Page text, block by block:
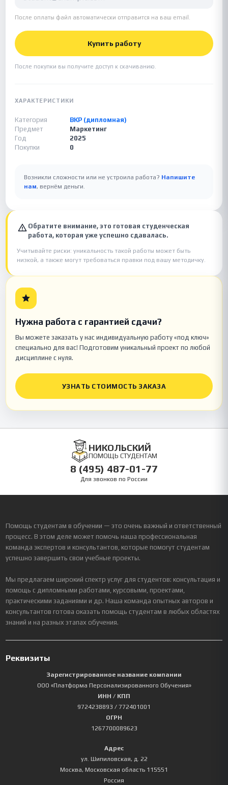
После оплаты файл автоматически отправится на ваш email.
Купить работу
После покупки вы получите доступ к скачиванию.
ХАРАКТЕРИСТИКИ
Категория
ВКР (дипломная)
Предмет
Маркетинг
Год
2025
Покупки
0
Возникли сложности или не устроила работа? Напишите
нам, вернём деньги.
Обратите внимание, это готовая студенческая
работа, которая уже успешно сдавалась.
Учитывайте риски: уникальность такой работы может быть
низкой, а также могут требоваться правки под вашу методичку.
Нужна работа с гарантией сдачи?
Вы можете заказать у нас индивидуальную работу «под ключ»
специально для вас! Подготовим уникальный проект по любой
дисциплине с нуля.
УЗНАТЬ СТОИМОСТЬ ЗАКАЗА
НИКОЛЬСКИЙ
ПОМОЩЬ СТУДЕНТАМ
8 (495) 487-01-77
Для звонков по России
Помощь студентам в обучении — это очень важный и ответственный
процесс. В этом деле может помочь наша профессиональная
команда экспертов и консультантов, которые помогут студентам
успешно завершить свои учебные проекты.
Мы предлагаем широкий спектр услуг для студентов: консультация и
помощь с дипломными работами, курсовыми, проектами,
практическими заданиями и др. Наша команда опытных авторов и
консультантов готова оказать помощь студентам в любых областях
знаний и на разных этапах обучения.
Реквизиты
Зарегистрированное название компании
ООО «Платформа Персонализированного Обучения»
ИНН / КПП
9724238893 / 772401001
ОГРН
1267700089623
Адрес
ул. Шипиловская, д. 22
Москва, Московская область 115551
Россия